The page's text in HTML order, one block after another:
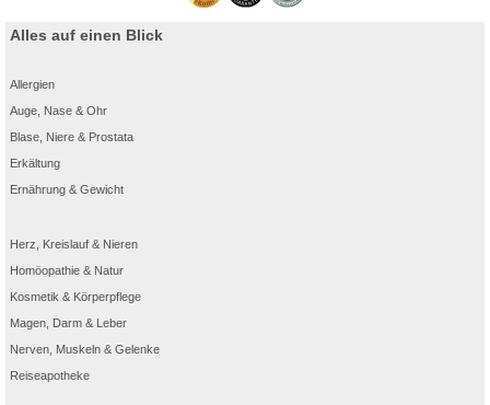
Die Eucerin
Hyaluron-Filler + Elasticity Ultraleicht Tag LSF 50 ist eine Anti-Aging
Tagescreme mit ultraleichter Textur für reife Haut. Die wichtigsten Zeichen der
Hautalterung werden dank der hochwirksamen Inhaltsstoffe gemildert. Als
Antifaltencreme mit Lichtschutzfaktor 50 schützt sie außerdem zuverlässig vor
UVA- und UVB-Strahlen und hilft, lichtbedingter Hautalterung vorzubeugen.
Der Kollagen-Elastin-Komplex mit Kreatin und Hyaluronsäure stimuliert die
Kollagenproduktion und verbessert die Elastizität der Haut. Gleichzeitig reduziert
das enthaltene Thiamidol
Alles auf einen Blick
Allergien
Auge, Nase & Ohr
Blase, Niere & Prostata
Erkältung
Ernährung & Gewicht
Herz, Kreislauf & Nieren
Homöopathie & Natur
Kosmetik & Körperpflege
Magen, Darm & Leber
Nerven, Muskeln & Gelenke
Reiseapotheke